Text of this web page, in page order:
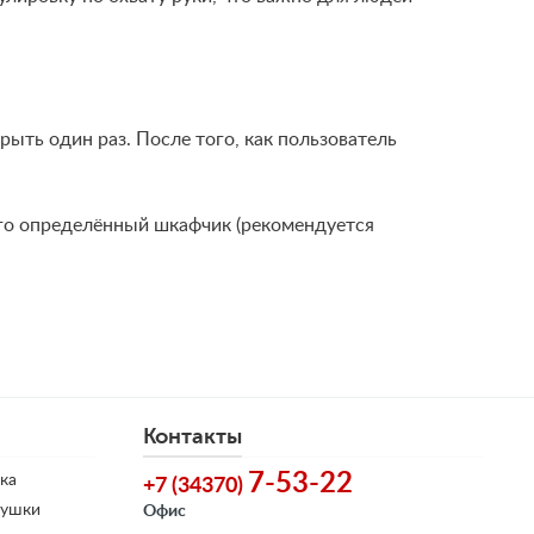
один раз. После того, как пользователь
определённый шкафчик (рекомендуется
Контакты
+7 (34370) 7-53-22
Офис